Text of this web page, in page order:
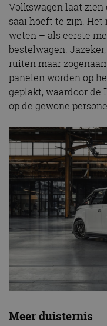
Volkswagen laat
saai hoeft te zijn.
weten – als eerste
bestelwagen.
ruiten maar
panelen worden op
geplakt, waardoor de
op de gewone
Meer duisternis